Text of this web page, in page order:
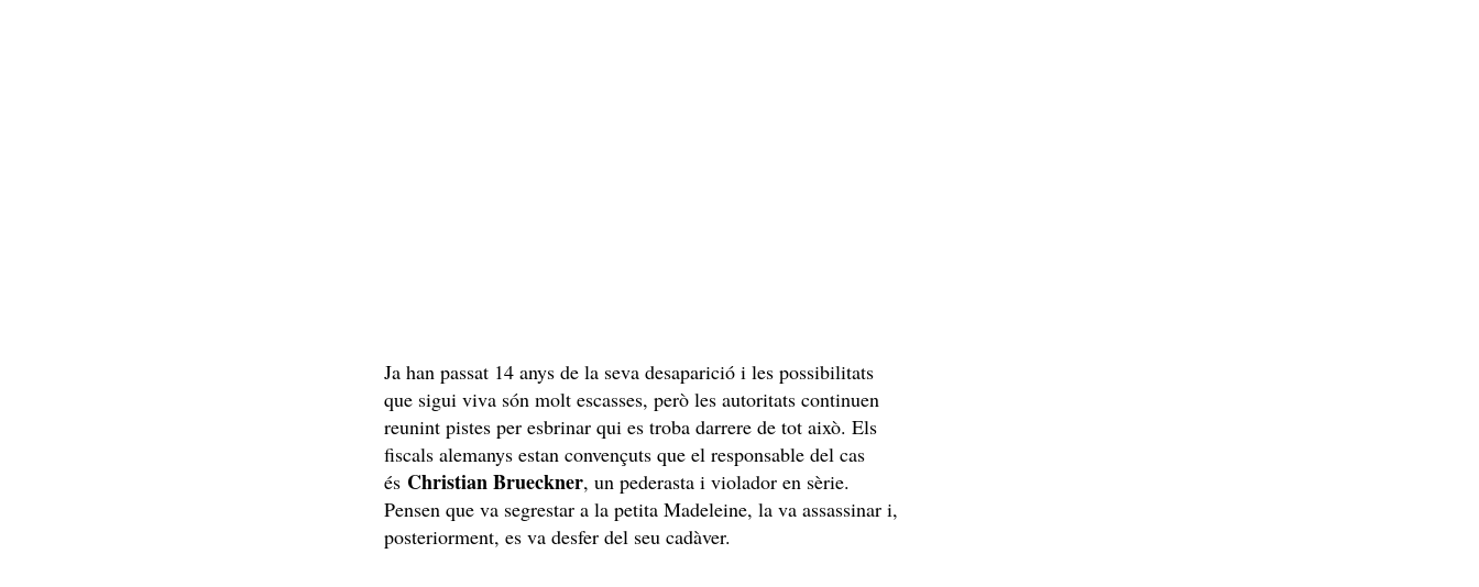
Ja han passat 14 anys de la seva desaparició i les possibilitats
que sigui viva són molt escasses, però les autoritats continuen
reunint pistes per esbrinar qui es troba darrere de tot això. Els
fiscals alemanys estan convençuts que el responsable del cas
és Christian Brueckner, un pederasta i violador en sèrie.
Pensen que va segrestar a la petita Madeleine, la va assassinar i,
posteriorment, es va desfer del seu cadàver.